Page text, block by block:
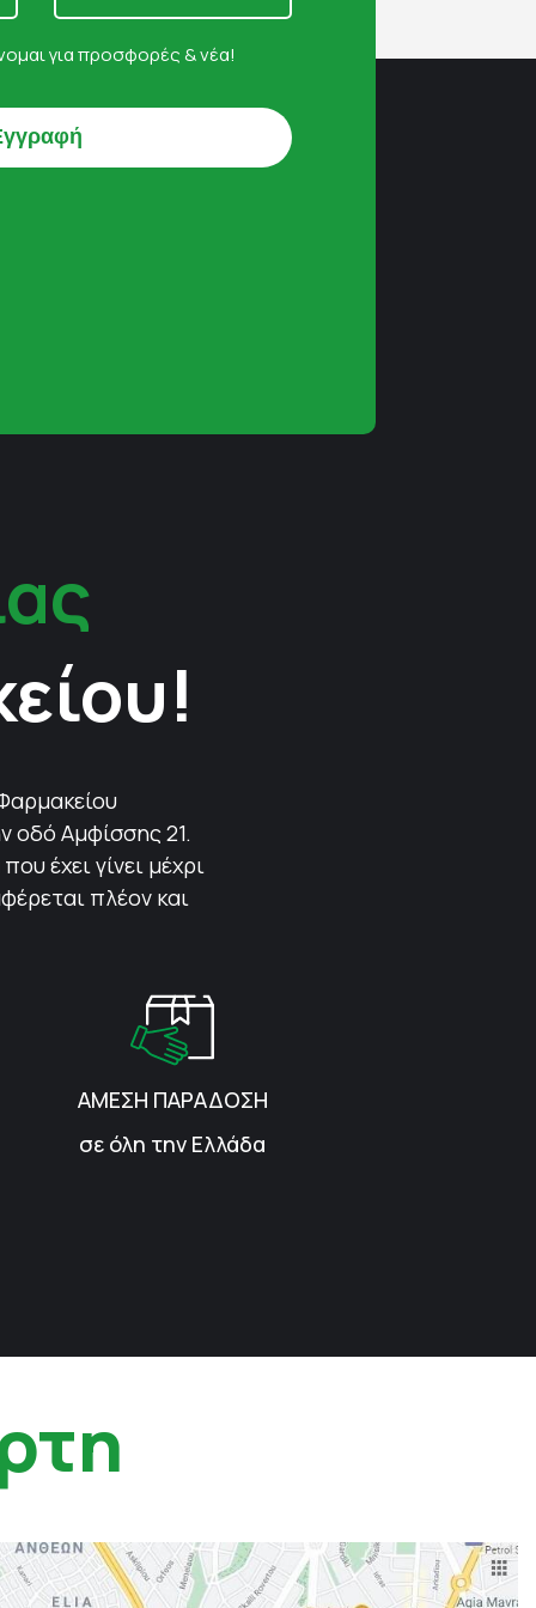
για προσφορές & νέα!
οδό Αμφίσσης 21.
έχει γίνει μέχρι
πλέον και
ΑΜΕΣΗ ΠΑΡΑΔΟΣΗ
σε όλη την Ελλάδα